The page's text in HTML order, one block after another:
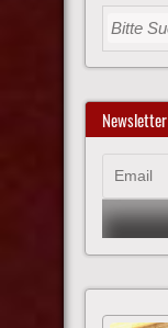
Newsletter